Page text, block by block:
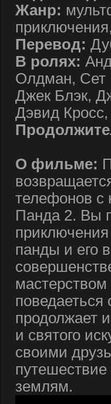
Жанр:
Перевод:
В ролях:
Олдман, Сет
Джек Блэк,
Дэвид
О фильме:
телефонов
Панда 2. Вы
панды и его
мастерством
поведаеться
продолжает
и святого
своими
землям.